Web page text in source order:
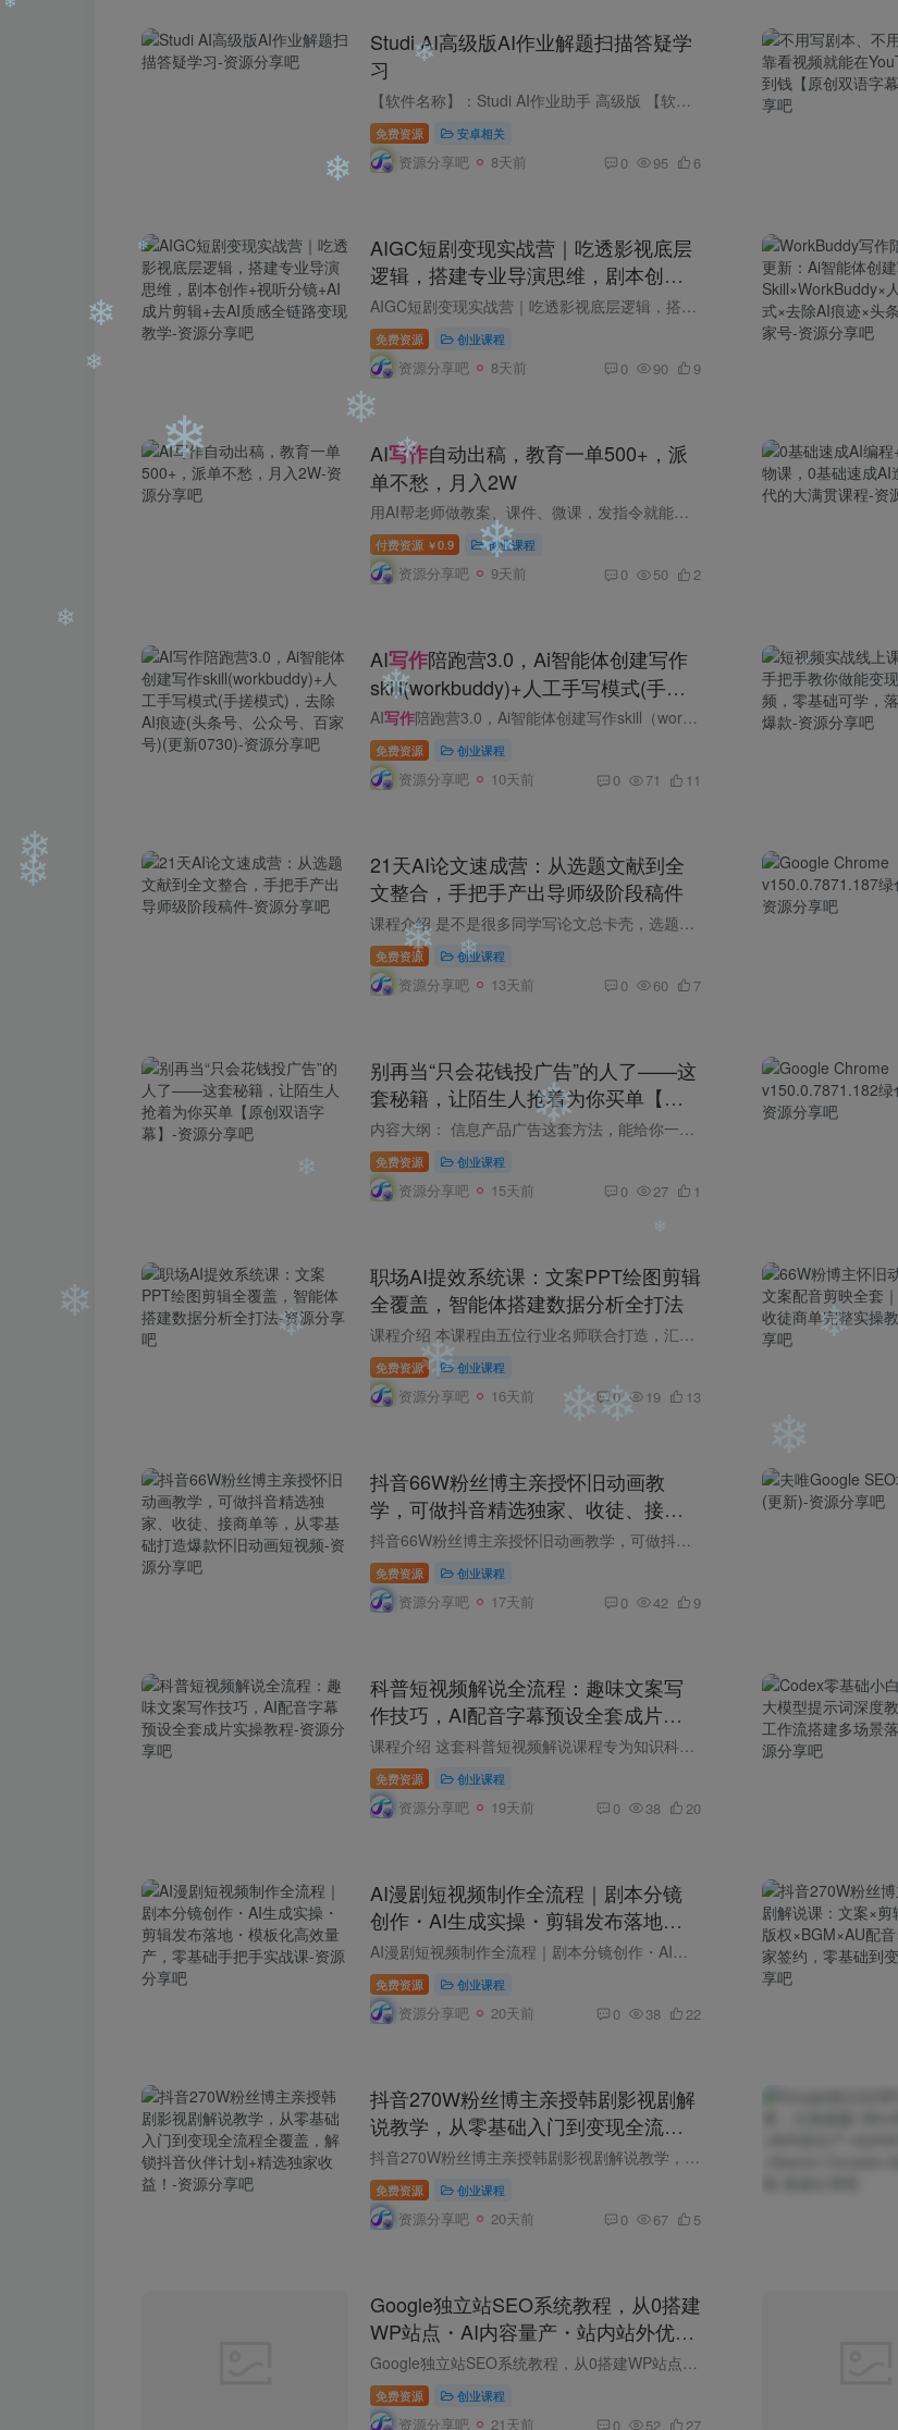
Studi AI高级版AI作业解题扫描答疑学
习
【软件名称】：Studi AI作业助手 高级版 【软件版本】：v1.6.2 【软件大小】：28.5M 【测试平台】：红米Note 12T Pro/澎湃2/安卓15 【软件介绍】 搭载Gemini大模型的全科智能学习工具，适配学生...
免费资源 安卓相关
资源分享吧 8天前 0 95 6
AIGC短剧变现实战营｜吃透影视底层
逻辑，搭建专业导演思维，剧本创作
+视听分镜+AI成片剪辑+去AI质感全链
路变现教学
AIGC短剧变现实战营｜吃透影视底层逻辑，搭建专业导演思维，剧本创作+视听分镜+AI成片剪辑+去AI质感全链路变现教学 课程介绍 绝大多数人做AI短剧、AI漫剧只停留在堆砌提示词生成画面，缺少专业...
免费资源 创业课程
资源分享吧 8天前 0 90 9
AI写作自动出稿，教育一单500+，派
单不愁，月入2W
用AI帮老师做教案、课件、微课，发指令就能出稿，稍微调整就能交活。 一单300-800块，全程派单不愁没活干，做完就结不压款。 不用文笔不用设计，会打字就能上手，副业全职都行。 课程拆解市场逻...
付费资源 ￥0.9 创业课程
资源分享吧 9天前 0 50 2
AI写作陪跑营3.0，Ai智能体创建写作
skill(workbuddy)+人工手写模式(手搓
模式)，去除AI痕迹(头条号、公众号、
百家号)(更新0730)
AI写作陪跑营3.0，Ai智能体创建写作skill（workbuddy）+人工手写模式（手搓模式），去除AI痕迹（头条号、公众号、百家号）（更新0730） 课程介绍 刘YC·AI写作陪跑3.0 自媒体微头条+文章，AI写...
免费资源 创业课程
资源分享吧 10天前 0 71 11
21天AI论文速成营：从选题文献到全
文整合，手把手产出导师级阶段稿件
课程介绍 是不是很多同学写论文总卡壳，选题宽泛没方向、文献杂乱不会用、提纲搭建无思路，迟迟交不出阶段稿？这套21天AI论文成稿实战营专为学生科研
免费资源 创业课程
资源分享吧 13天前 0 60 7
别再当“只会花钱投广告”的人了——这
套秘籍，让陌生人抢着为你买单【原
创双语字幕】
内容大纲： 信息产品广告这套方法，能给你一套简单好用的“通关秘籍”，帮你把素不相识的陌生人变成愿意下单的客户，让你的教练或课程生意稳稳地做大、赚到钱。 这门课要教会你的，是跳出“只管...
免费资源 创业课程
资源分享吧 15天前 0 27 1
职场AI提效系统课：文案PPT绘图剪辑
全覆盖，智能体搭建数据分析全打法
课程介绍 本课程由五位行业名师联合打造，汇聚十大 AI 办公核心模块，是一套适配全员学习的职场 AI 提效全景课程。课程精讲 DeepSeek、文心一言、Kimi、通义千问、智谱清言等主流 AI 大模型办公...
免费资源 创业课程
资源分享吧 16天前 0 19 13
抖音66W粉丝博主亲授怀旧动画教
学，可做抖音精选独家、收徒、接商
单等，从零基础打造爆款怀旧动画短
视频
抖音66W粉丝博主亲授怀旧动画教学，可做抖音精选独家、收徒、接商单等，从零基础打造爆款怀旧动画短视频 课程介绍 坐拥66W粉丝怀旧动画赛道博主全套实战教学，从零基础打造爆款怀旧动画短视频全...
免费资源 创业课程
资源分享吧 17天前 0 42 9
科普短视频解说全流程：趣味文案写
作技巧，AI配音字幕预设全套成片实
操教程
课程介绍 这套科普短视频解说课程专为知识科普类博主打造，完整覆盖文案、配音、素材、字幕全制作环节。课程拆解科普文案创作核心思路，教学吸睛开头写法、提升内容娱乐性的技巧，搭配完整文案...
免费资源 创业课程
资源分享吧 19天前 0 38 20
AI漫剧短视频制作全流程｜剧本分镜
创作・AI生成实操・剪辑发布落地・
模板化高效量产，零基础手把手实战
课
AI漫剧短视频制作全流程｜剧本分镜创作・AI生成实操・剪辑发布落地・模板化高效量产，零基础手把手实战课 课程介绍 很多对AI漫剧感兴趣的新手，刚入局时总会遇到各类实操难题：不清楚完整制作流...
免费资源 创业课程
资源分享吧 20天前 0 38 22
抖音270W粉丝博主亲授韩剧影视剧解
说教学，从零基础入门到变现全流程
全覆盖，解锁抖音伙伴计划+精选独家
收益！
抖音270W粉丝博主亲授韩剧影视剧解说教学，从零基础入门到变现全流程全覆盖，解锁抖音伙伴计划+精选独家收益！ 课程介绍 抖音270 W粉丝资深韩剧解说博主内部精选教学，全套干货一次性打包。从零...
免费资源 创业课程
资源分享吧 20天前 0 67 5
Google独立站SEO系统教程，从0搭建
WP站点・AI内容量产・站内站外优
化・流量变现完整落地SOP(2026年7
月)
Google独立站SEO系统教程，从0搭建WP站点・AI内容量产・站内站外优化・流量变现完整落地SOP（2026年7月） 讲师介绍： 夫唯搜外创始人，12年SEO实战和培训经验，SEO学员超过4万。 四万人学习过的...
免费资源 创业课程
资源分享吧 21天前 0 52 27
❄ ❄
❄
❄
❄
❄
❄
❄
❄
❄
❄
❄
❄